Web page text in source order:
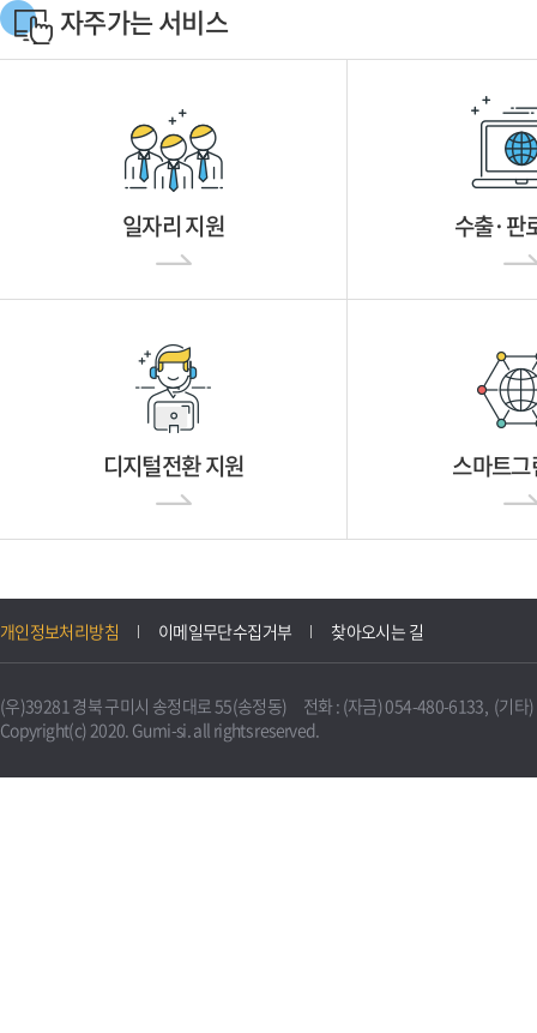
자주가는 서비스
일자리 지원 수출·판
디지털전환 지원 스마트
개인정보처리방침 이메일무단수집거부 찾아오시는 길
(우)39281 경북 구미시 송정대로 55(송정동) 전화 : (자금) 054-480-6133, (기타
Copyright(c) 2020. Gumi-si. all rights reserved.